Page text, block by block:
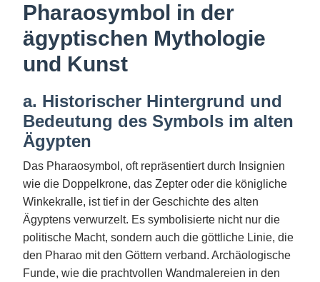
Pharaosymbol in der
ägyptischen Mythologie
und Kunst
a. Historischer Hintergrund und
Bedeutung des Symbols im alten
Ägypten
Das Pharaosymbol, oft repräsentiert durch Insignien
wie die Doppelkrone, das Zepter oder die königliche
Winkekralle, ist tief in der Geschichte des alten
Ägyptens verwurzelt. Es symbolisierte nicht nur die
politische Macht, sondern auch die göttliche Linie, die
den Pharao mit den Göttern verband. Archäologische
Funde, wie die prachtvollen Wandmalereien in den